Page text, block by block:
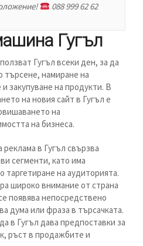
088 999 62 62
Гугъл
Гугъл всеки ден, за да
търсене, намиране на
закупуване на продукти. В
на новия сайт в Гугъл е
на
на бизнеса.
в Гугъл свързва
сегменти, като има
на аудиторията.
широко внимание от страна
появява непосредствено
дума или фраза в търсачката.
в Гугъл дава предпоставки за
ръст в продажбите и